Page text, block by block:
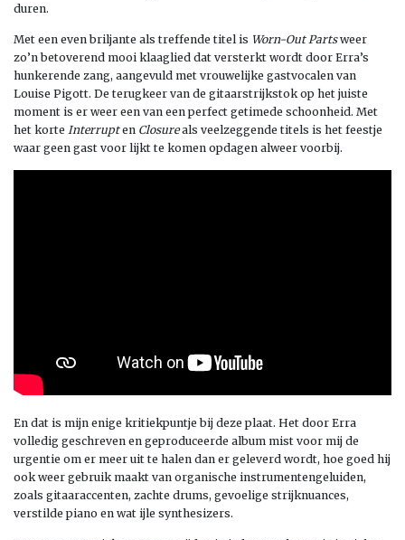
duren.
Met een even briljante als treffende titel is Worn-Out Partsweer
zo’n betoverend mooi klaaglied dat versterkt wordt door Erra’s
hunkerende zang, aangevuld met vrouwelijke gastvocalen van
Louise Pigott. De terugkeer van de gitaarstrijkstok op het juiste
moment is er weer een van een perfect getimede schoonheid. Met
het korte Interrupten Closureals veelzeggende titels is het feestje
waar geen gast voor lijkt te komen opdagen alweer voorbij.
En dat is mijn enige kritiekpuntje bij deze plaat. Het door Erra
volledig geschreven en geproduceerde album mist voor mij de
urgentie om er meer uit te halen dan er geleverd wordt, hoe goed hij
ook weer gebruik maakt van organische instrumentengeluiden,
zoals gitaaraccenten, zachte drums, gevoelige strijknuances,
verstilde piano en wat ijle synthesizers.